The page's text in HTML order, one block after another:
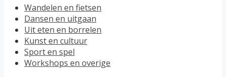
Wandelen en fietsen
Dansen en uitgaan
Uit eten en borrelen
Kunst en cultuur
Sport en spel
Workshops en overige